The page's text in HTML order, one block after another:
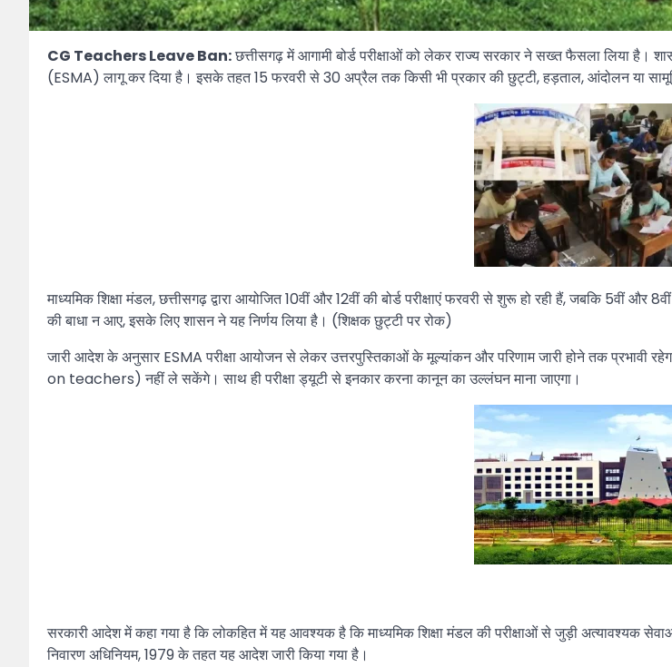
CG Teachers Leave Ban:छत्तीसगढ़ में आगामी बोर्ड परीक्षाओं को लेकर राज्य सरकार ने सख्त फैसला लिया है।
(ESMA) लागू कर दिया है। इसके तहत 15 फरवरी से 30 अप्रैल तक किसी भी प्रकार की छुट्टी, हड़ताल, आंदोलन या
माध्यमिक शिक्षा मंडल, छत्तीसगढ़ द्वारा आयोजित 10वीं और 12वीं की बोर्ड परीक्षाएं फरवरी से शुरू हो रही हैं, जबकि 5वीं और
की बाधा न आए, इसके लिए शासन ने यह निर्णय लिया है। (शिक्षक छुट्टी पर रोक)
जारी आदेश के अनुसार ESMA परीक्षा आयोजन से लेकर उत्तरपुस्तिकाओं के मूल्यांकन और परिणाम जारी होने तक प्रभावी
on teachers) नहीं ले सकेंगे। साथ ही परीक्षा ड्यूटी से इनकार करना कानून का उल्लंघन माना जाएगा।
सरकारी आदेश में कहा गया है कि लोकहित में यह आवश्यक है कि माध्यमिक शिक्षा मंडल की परीक्षाओं से जुड़ी अत्यावश्यक
निवारण अधिनियम, 1979 के तहत यह आदेश जारी किया गया है।